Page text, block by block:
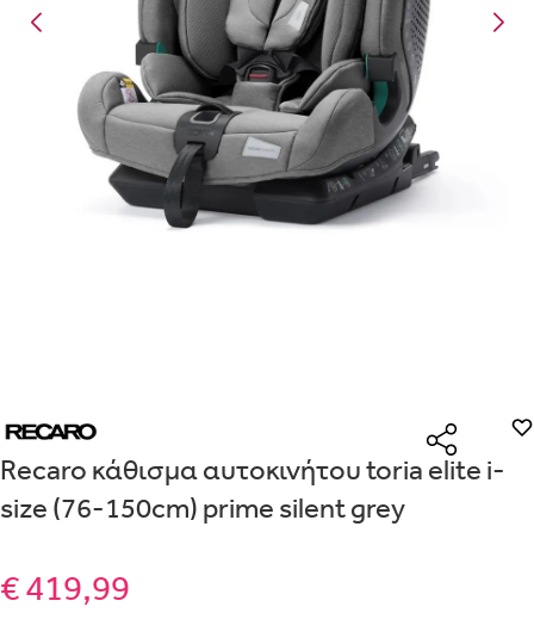
Recaro κάθισμα αυτοκινήτου toria elite i-
size (76-150cm) prime silent grey
€ 419,99
Με την προσφορά
θα λάβεις δωρεάν το είδος με τη
χαμηλότερη τιμή αν αγοράσεις τουλάχιστον
Με την προσφοράκερδίζεις έκπτωσηστο καλάθι, αν
αγοράσεις τουλάχιστονμε την ειδική σήμανση.
Είναι για δώρο;
ΝΑΙ
Λεπτομέρειες που θα ήθελες να γνωρίζουμε για το δώρο σου